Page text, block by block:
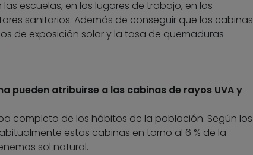
escuelas, en los lugares de trabajo, en los
sanitarios. Además de conseguir que las cabinas
de exposición solar y la tasa de quemaduras
pueden atribuirse a las cabinas de rayos UVA y
completo de los hábitos de la población. Según los
estas cabinas en torno al 6 % de la
sol natural.